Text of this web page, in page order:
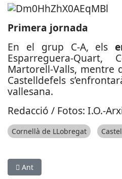
Primera jornada
En el grup C-A, els
Esparreguera-Quart,
Martorell-Valls, mentre
Castelldefels
vallesana.
Redacció / Fotos: I.O.-
Cornellà de LLobregat
Article anterior: El CB Prat es
Ant